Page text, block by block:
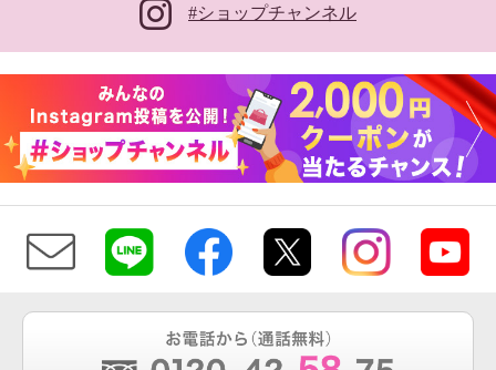
#ショップチャンネル